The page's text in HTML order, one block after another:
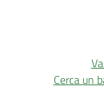
Cerca un